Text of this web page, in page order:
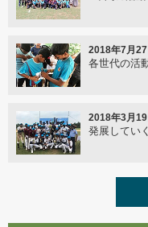
西アジアの
～
動き出した
復興支援野
2018年7月27
各世代の活
2018年3月19
発展してい
スリランカ